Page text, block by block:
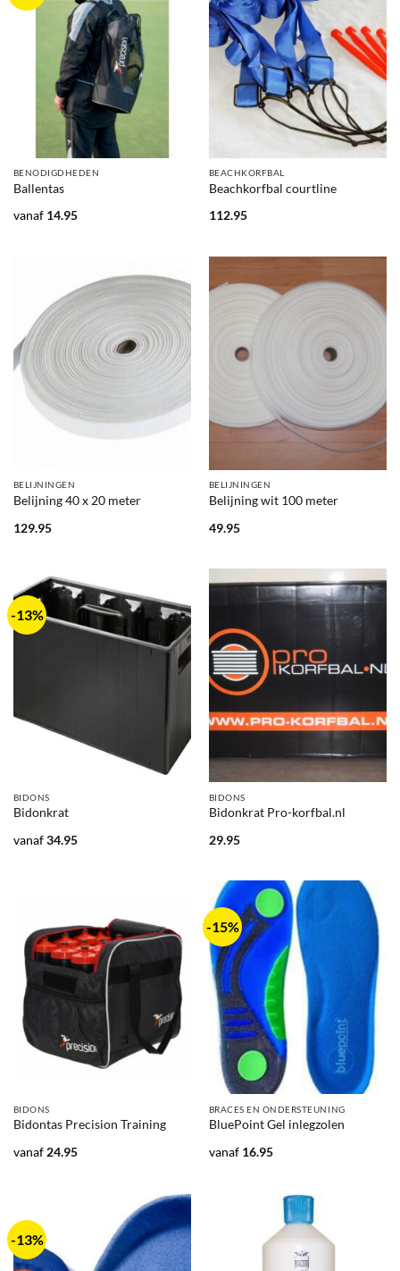
BENODIGDHEDEN
Ballentas
vanaf 14.95
BEACHKORFBAL
Beachkorfbal courtline
112.95
BELIJNINGEN
Belijning 40 x 20 meter
129.95
BELIJNINGEN
Belijning wit 100 meter
49.95
-13%
BIDONS
Bidonkrat
vanaf34.95
BIDONS
Bidonkrat Pro-korfbal.nl
29.95
BIDONS
Bidontas Precision Training
vanaf 24.95
-15%
BRACES EN ONDERSTEUNING
BluePoint Gel inlegzolen
vanaf 16.95
-13%